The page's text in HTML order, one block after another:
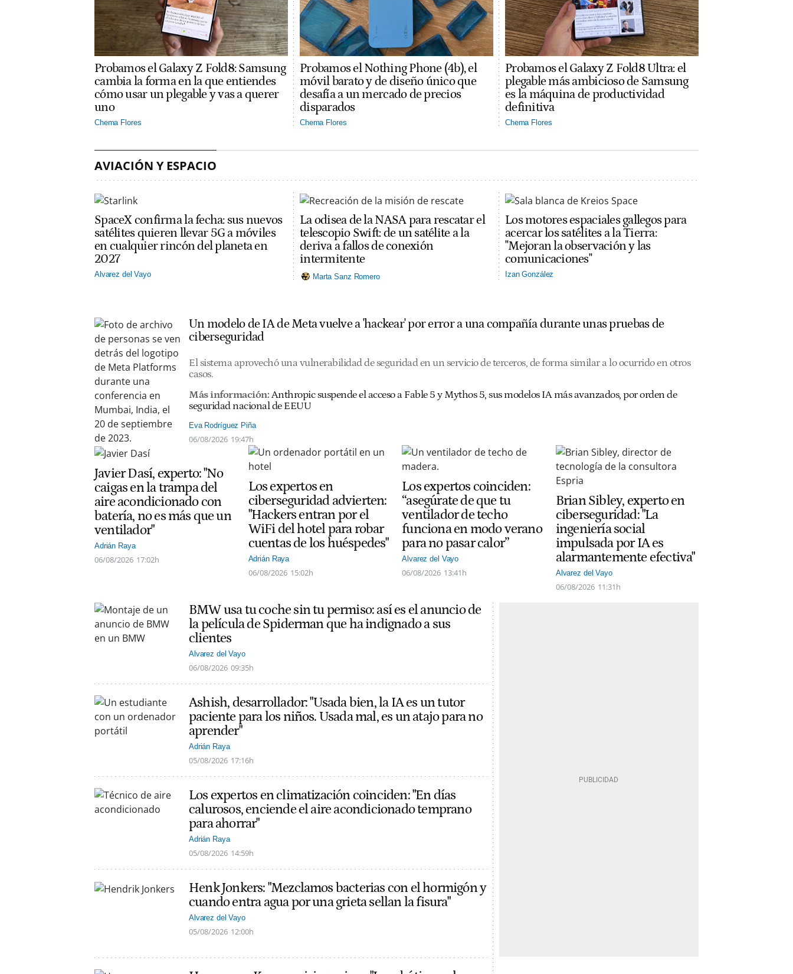
Probamos el Galaxy Z Fold8: Samsung
cambia la forma en la que entiendes
cómo usar un plegable y vas a querer
uno
Chema Flores
Probamos el Nothing Phone (4b), el
móvil barato y de diseño único que
desafía a un mercado de precios
disparados
Chema Flores
Probamos el Galaxy Z Fold8 Ultra: el
plegable más ambicioso de Samsung
es la máquina de productividad
definitiva
Chema Flores
AVIACIÓN Y ESPACIO
SpaceX confirma la fecha: sus nuevos
satélites quieren llevar 5G a móviles
en cualquier rincón del planeta en
2027
Alvarez del Vayo
La odisea de la NASA para rescatar el
telescopio Swift: de un satélite a la
deriva a fallos de conexión
intermitente
Marta Sanz Romero
Los motores espaciales gallegos para
acercar los satélites a la Tierra:
"Mejoran la observación y las
comunicaciones"
Izan González
Un modelo de IA de Meta vuelve a 'hackear' por error a una compañía durante unas pruebas de
ciberseguridad
El sistema aprovechó una vulnerabilidad de seguridad en un servicio de terceros, de forma similar a lo ocurrido en otros
casos.
Más información: Anthropic suspende el acceso a Fable 5 y Mythos 5, sus modelos IA más avanzados, por orden de
seguridad nacional de EEUU
Eva Rodríguez Piña
06/08/2026 19:47h
Javier Dasí, experto: "No
caigas en la trampa del
aire acondicionado con
batería, no es más que un
ventilador"
Adrián Raya
06/08/2026 17:02h
Los expertos en
ciberseguridad advierten:
"Hackers entran por el
WiFi del hotel para robar
cuentas de los huéspedes"
Adrián Raya
06/08/2026 15:02h
Los expertos coinciden:
“asegúrate de que tu
ventilador de techo
funciona en modo verano
para no pasar calor”
Alvarez del Vayo
06/08/2026 13:41h
Brian Sibley, experto en
ciberseguridad: "La
ingeniería social
impulsada por IA es
alarmantemente efectiva"
Alvarez del Vayo
06/08/2026 11:31h
BMW usa tu coche sin tu permiso: así es el anuncio de
la película de Spiderman que ha indignado a sus
clientes
Alvarez del Vayo
06/08/2026 09:35h
Ashish, desarrollador: "Usada bien, la IA es un tutor
paciente para los niños. Usada mal, es un atajo para no
aprender"
Adrián Raya
05/08/2026 17:16h
Los expertos en climatización coinciden: "En días
calurosos, enciende el aire acondicionado temprano
para ahorrar"
Adrián Raya
05/08/2026 14:59h
Henk Jonkers: "Mezclamos bacterias con el hormigón y
cuando entra agua por una grieta sellan la fisura"
Alvarez del Vayo
05/08/2026 12:00h